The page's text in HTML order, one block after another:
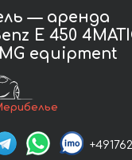
— аренда
E 450
equipment